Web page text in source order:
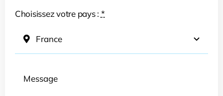
Choisissez votre pays : *